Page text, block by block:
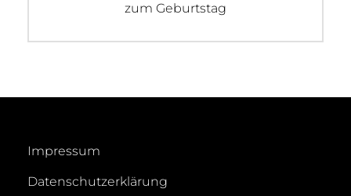
zum Geburtstag
Impressum
Datenschutzerklärung